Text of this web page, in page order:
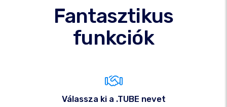
Fantasztikus
funkciók
Válassza ki a .TUBE nevet